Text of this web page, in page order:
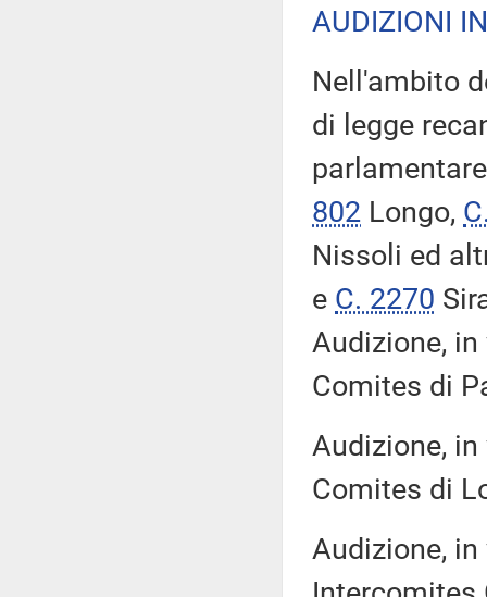
AUDIZIONI
Nell'ambito
di legge
802 Longo,
Nissoli ed
e C. 2270
Audizione,
Comites di
Audizione,
Comites di
Audizione,